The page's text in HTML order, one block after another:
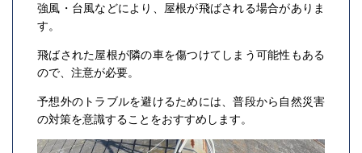
強風・台風などにより、屋根が飛ばされる場合がありま
す。
飛ばされた屋根が隣の車を傷つけてしまう可能性もある
ので、注意が必要。
予想外のトラブルを避けるためには、普段から自然災害
の対策を意識することをおすすめします。